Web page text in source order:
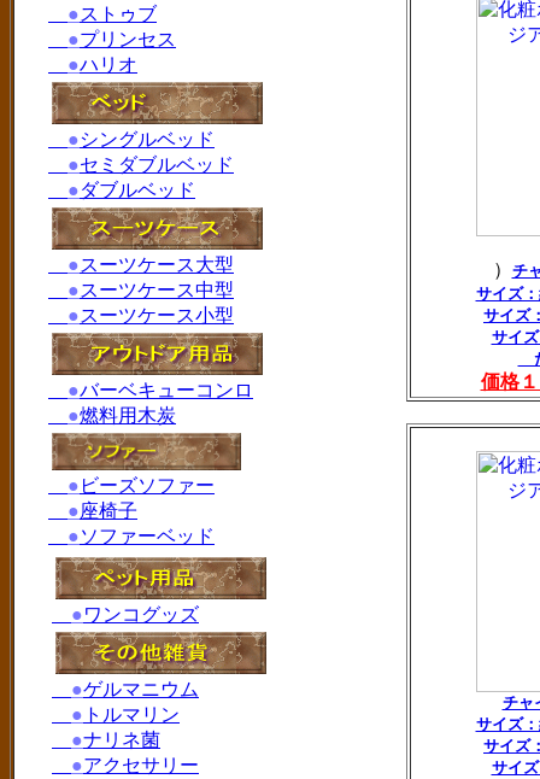
） チ
サイズ
サイズ
サイ
価格
チャ
サイズ
サイズ
サイ
●ストゥブ
●プリンセス
●ハリオ
●シングルベッド
●セミダブルベッド
●ダブルベッド
●スーツケース大型
●スーツケース中型
●スーツケース小型
●バーベキューコンロ
●燃料用木炭
● ビーズソファー
●座椅子
●ソファーベッド
●ワンコグッズ
●ゲルマニウム
● トルマリン
●ナリネ菌
●アクセサリー